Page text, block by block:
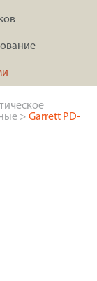
> Garrett PD-